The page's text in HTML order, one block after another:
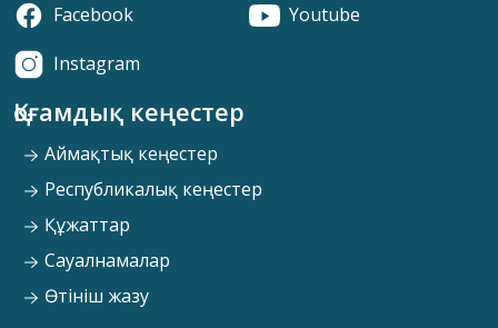
Facebook
Youtube
Instagram
Қоғамдық кеңестер
Аймақтық кеңестер
Республикалық кеңестер
Құжаттар
Сауалнамалар
Өтініш жазу